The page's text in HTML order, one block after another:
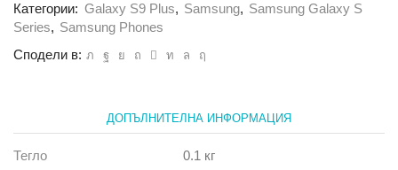
Samsung
Galaxy
бял
Категории: Galaxy S9 Plus, Samsung, Samsung Galaxy S
Series, Samsung Phones
Сподели в:
ДОПЪЛНИТЕЛНА ИНФОРМАЦИЯ
Тегло 0.1 кг